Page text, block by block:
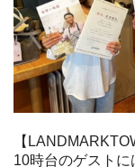
【
10時台のゲスト